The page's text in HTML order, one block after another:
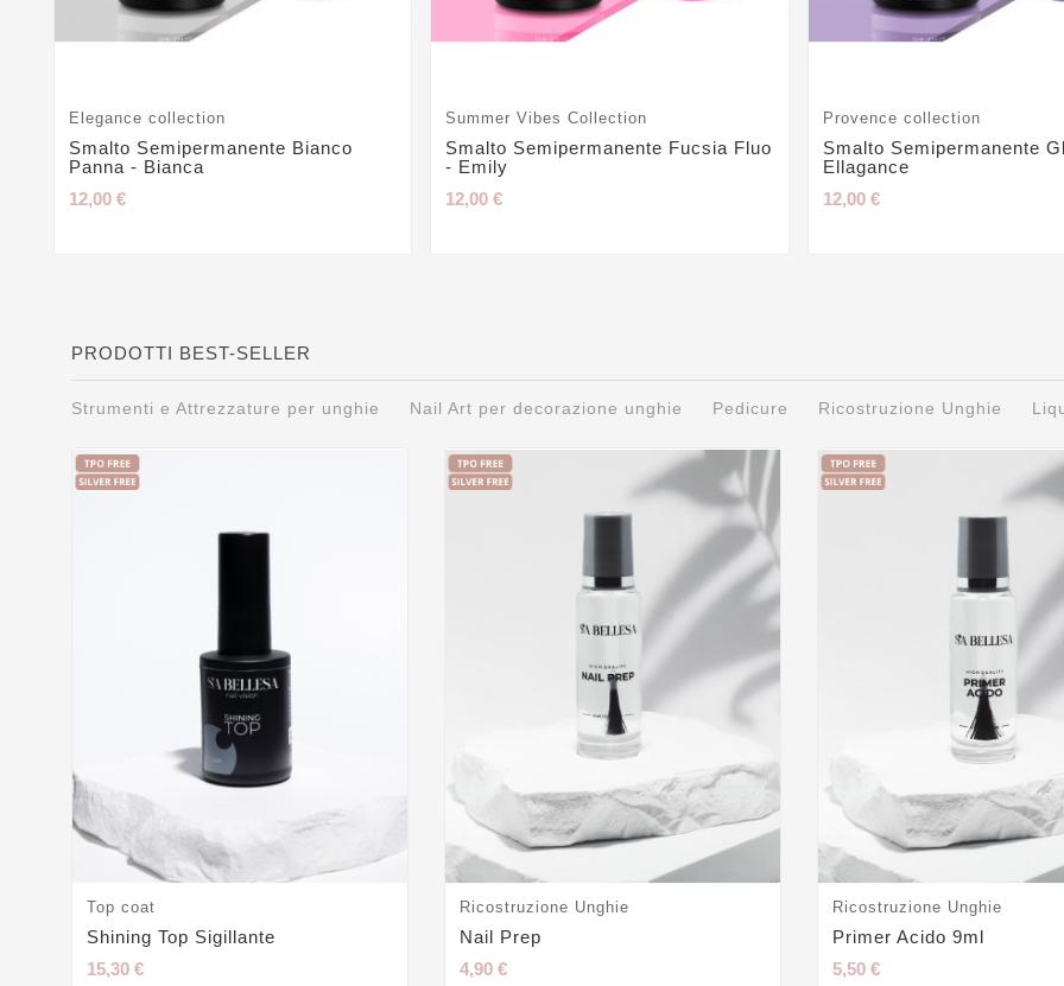
Elegance collection
Smalto Semipermanente Bianco
Panna - Bianca
12,00 €
Summer Vibes Collection
Smalto Semipermanente Fucsia Fluo
- Emily
12,00 €
Provence collection
Smalto Semipermanente
Ellagance
12,00 €
PRODOTTI BEST-SELLER
Strumenti e Attrezzature per unghie Nail Art per decorazione unghie Pedicure Ricostruzione Unghie
Top coat
Shining Top Sigillante
15,30 €
Ricostruzione Unghie
Nail Prep
4,90 €
Ricostruzione Unghie
Primer Acido 9ml
5,50 €